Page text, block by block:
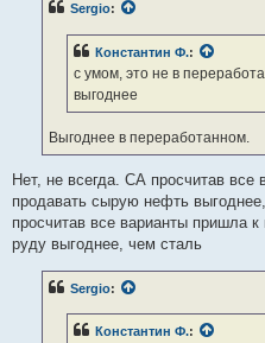
Sergio:
Константин Ф.:
с умом, это не в
выгоднее
Выгоднее в переработанном.
Нет, не всегда. СА просчитав
продавать сырую нефть
просчитав все варианты пришла
руду выгоднее, чем сталь
Sergio:
Константин Ф.: